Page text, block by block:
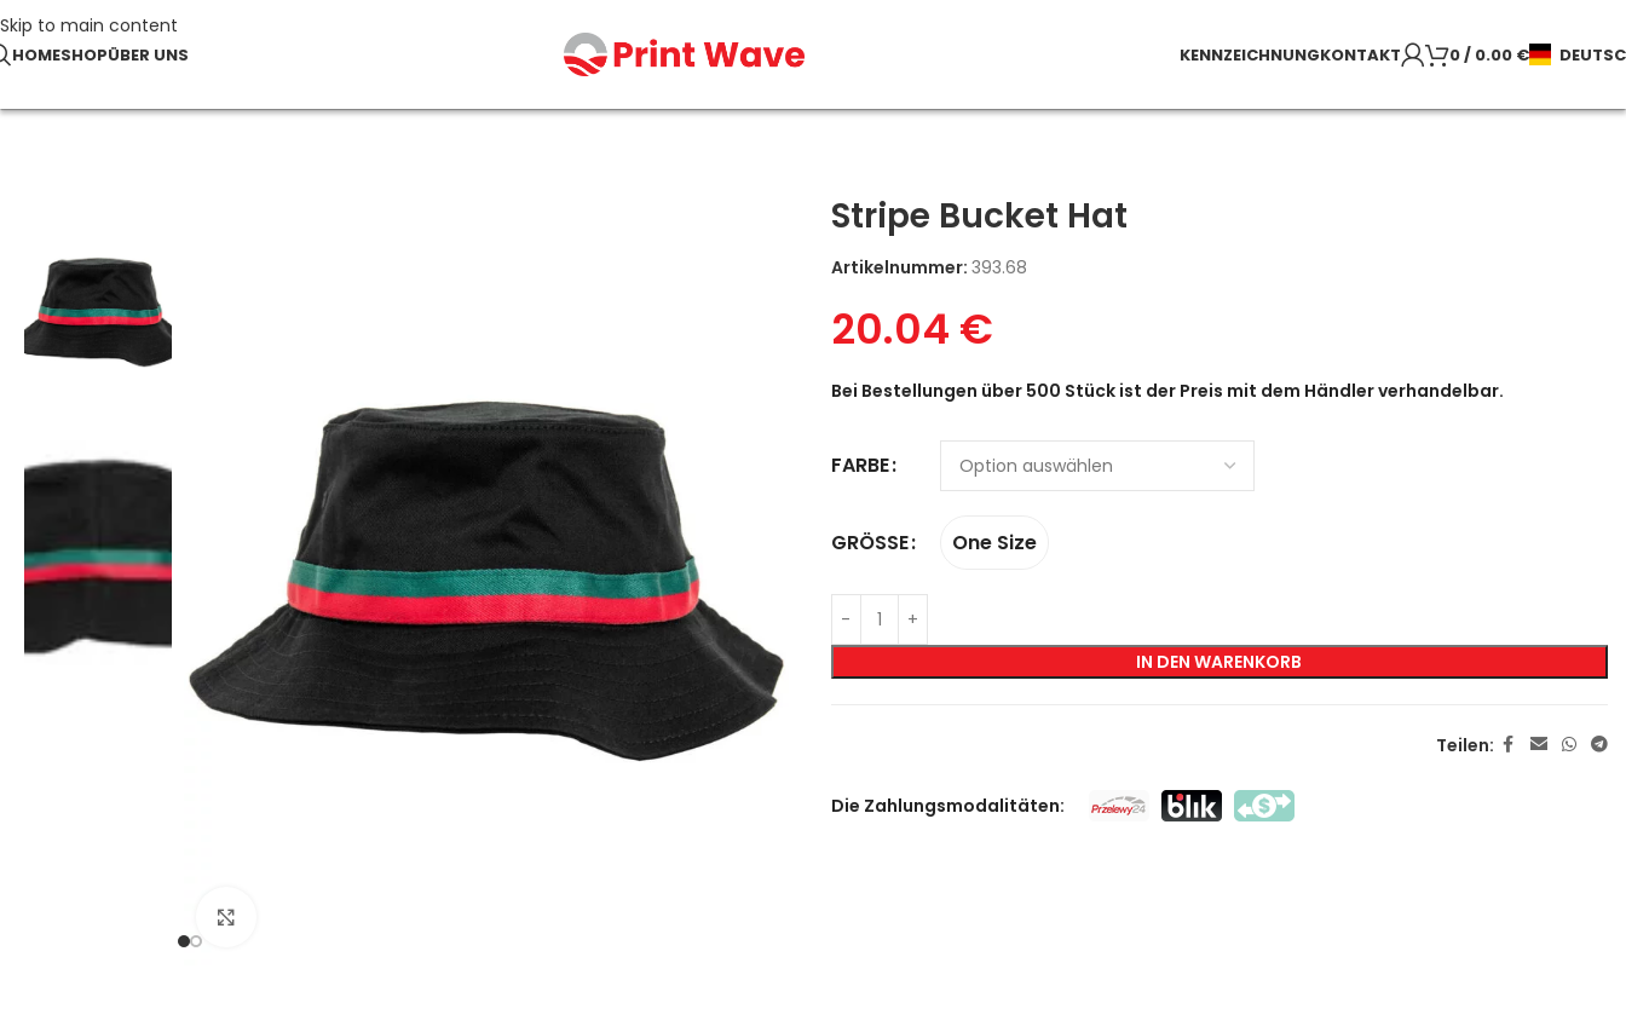
Skip to main content
HOMESHOPÜBER UNS KENNZEICHNUNG
Transfer-Siebdruck
Flex / Flock
KONTAKT 0/ 0.00 €
Stripe Bucket Hat
Artikelnummer: 393.68
20.04 €
Bei Bestellungen über 500 Stück ist der Preis mit dem Händler verhandelbar.
FARBE
GRÖSSE One Size
IN DEN WARENKORB
Teilen:
Die Zahlungsmodalitäten: